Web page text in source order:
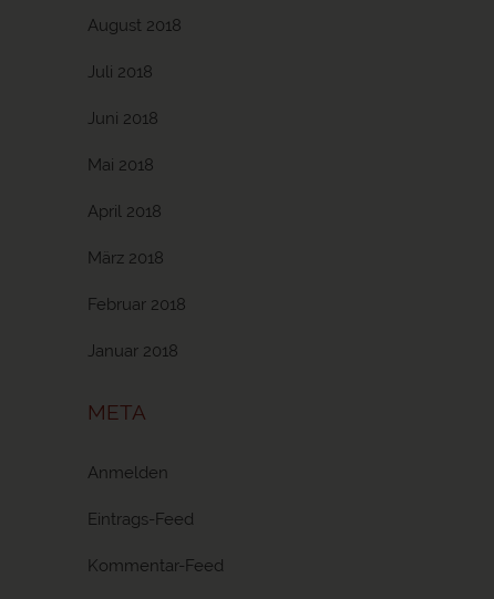
August 2018
Juli 2018
Juni 2018
Mai 2018
April 2018
März 2018
Februar 2018
Januar 2018
META
Anmelden
Eintrags-Feed
Kommentar-Feed